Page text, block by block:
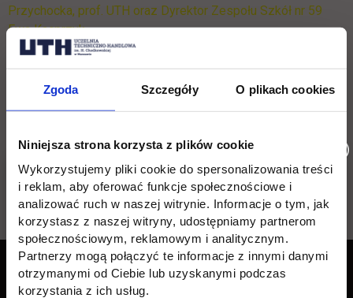
Zgoda Szczegóły O plikach cookies
Niniejsza strona korzysta z plików cookie
Wykorzystujemy pliki cookie do spersonalizowania treści
i reklam, aby oferować funkcje społecznościowe i
analizować ruch w naszej witrynie. Informacje o tym, jak
korzystasz z naszej witryny, udostępniamy partnerom
społecznościowym, reklamowym i analitycznym.
Partnerzy mogą połączyć te informacje z innymi danymi
otrzymanymi od Ciebie lub uzyskanymi podczas
korzystania z ich usług.
Przychocka, prof. UTH oraz Dyrektor Zespołu Szkół nr 59
Ewa Kacprzyk.
Porozumienie ma sprzyjać efektywnemu współdziałaniu w
wykorzystaniu posiadanego potencjału dydaktycznego oraz
rozwoju obu placówek.
Wróć
Pomiń
stopkę
Informacje w stopce
Edukacja
Licencjackie
Student
Wirtualna uczelnia